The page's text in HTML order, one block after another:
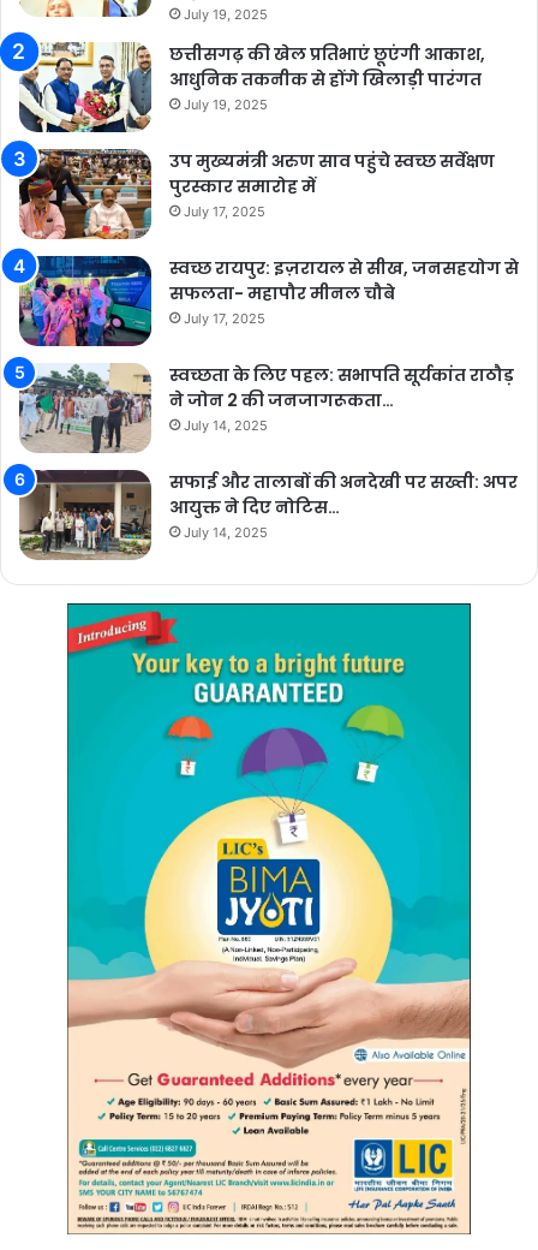
July 19, 2025
छत्तीसगढ़ की खेल प्रतिभाएं छूएंगी आकाश,
आधुनिक तकनीक से होंगे खिलाड़ी पारंगत
July 19, 2025
उप मुख्यमंत्री अरुण साव पहुंचे स्वच्छ सर्वेक्षण
पुरस्कार समारोह में
July 17, 2025
स्वच्छ रायपुर: इज़रायल से सीख, जनसहयोग से
सफलता- महापौर मीनल चौबे
July 17, 2025
स्वच्छता के लिए पहल: सभापति सूर्यकांत राठौड़
ने जोन 2 की जनजागरूकता…
July 14, 2025
सफाई और तालाबों की अनदेखी पर सख्ती: अपर
आयुक्त ने दिए नोटिस…
July 14, 2025